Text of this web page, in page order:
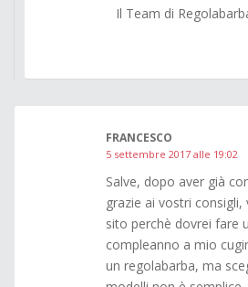
Il Team di
FRANCESCO
5 settembre 2017 alle 19:02
Salve, dopo aver già
grazie ai vostri
sito perchè dovrei fare
compleanno a mio
un regolabarba, ma